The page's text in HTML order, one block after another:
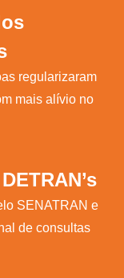
regularizaram
mais alívio no
SENATRAN e
de consultas